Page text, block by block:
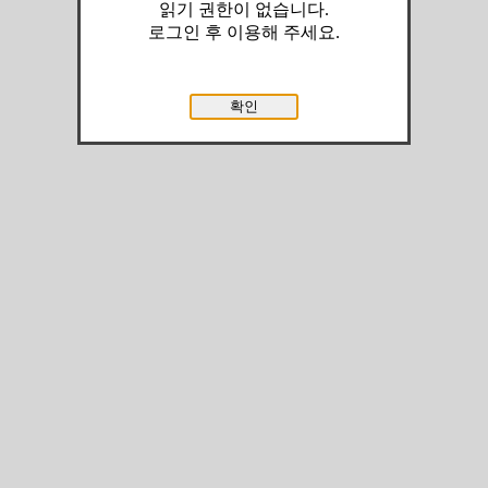
읽기 권한이 없습니다.
로그인 후 이용해 주세요.
확인